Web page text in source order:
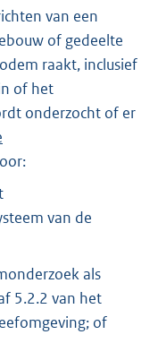
van een
of gedeelte
raakt, inclusief
of het
onderzocht of er
van de
als
5.2.2 van het
of